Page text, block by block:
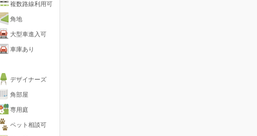
複数路線利用可
角地
大型車進入可
車庫あり
デザイナーズ
角部屋
専用庭
ペット相談可